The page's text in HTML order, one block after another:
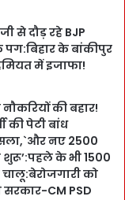
से दौड़ रहे BJP
पग:बिहार के बांकीपुर
में इजाफा!
की बहार!
की पेटी बांध
नए 2500
के भी 1500
चालू:बेरोजगारी को
CM PSD